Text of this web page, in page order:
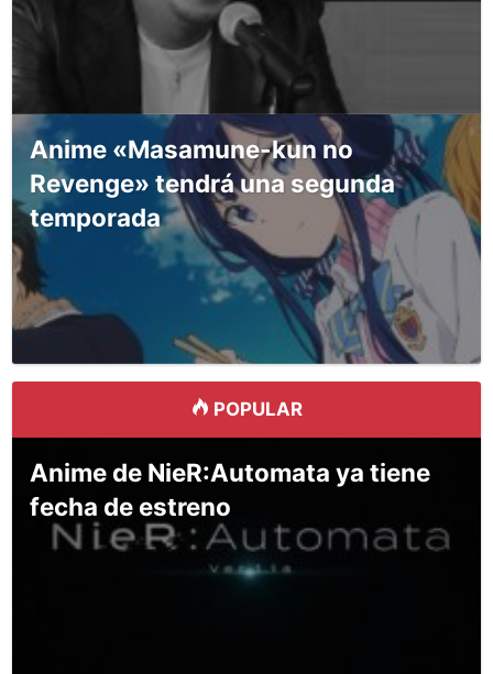
Anime «Masamune-kun no
Revenge» tendrá una segunda
temporada
POPULAR
Anime de NieR:Automata ya tiene
fecha de estreno